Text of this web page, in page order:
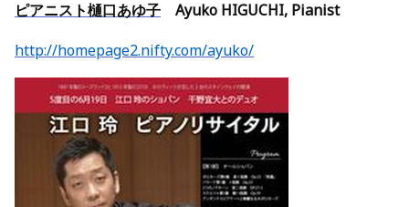
ピアニスト樋口あゆ子 Ayuko HIGUCHI, Pianist
http://homepage2.nifty.com/ayuko/